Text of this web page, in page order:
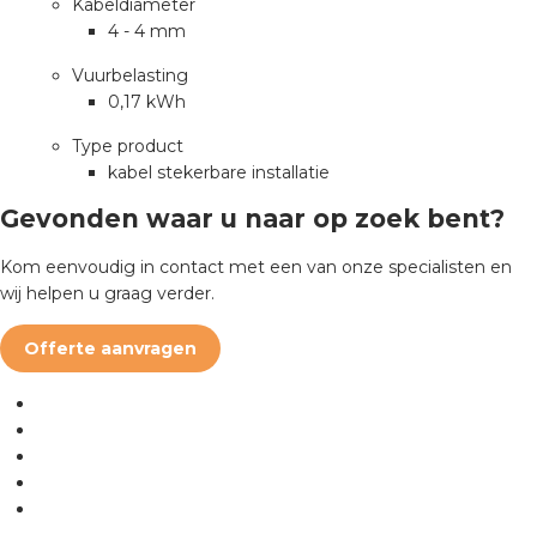
Kabeldiameter
4 - 4 mm
Vuurbelasting
0,17 kWh
Type product
kabel stekerbare installatie
Gevonden waar u naar op zoek bent?
Kom eenvoudig in contact met een van onze specialisten en
wij helpen u graag verder.
Offerte aanvragen
waarde